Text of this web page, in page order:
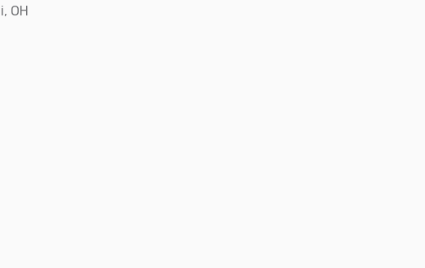
OH